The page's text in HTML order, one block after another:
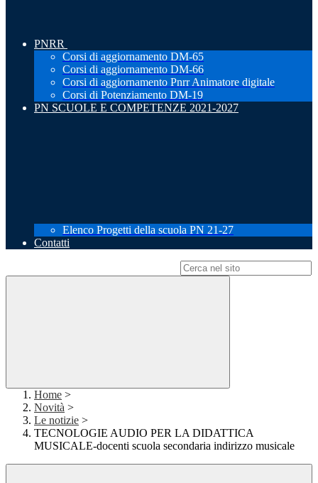
PNRR
Corsi di aggiornamento DM-65
Corsi di aggiornamento DM-66
Corsi di aggiornamento Pnrr Animatore digitale
Corsi di Potenziamento DM-19
PN SCUOLE E COMPETENZE 2021-2027
Elenco Progetti della scuola PN 21-27
Contatti
Home >
Novità >
Le notizie >
TECNOLOGIE AUDIO PER LA DIDATTICA
MUSICALE-docenti scuola secondaria indirizzo musicale